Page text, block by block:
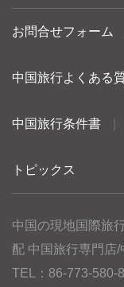
お問合せフォーム
中国旅行よくある
中国旅行条件書
トピックス
中国の現地国際旅
配 中国旅行専門店/
TEL：86-773-580-